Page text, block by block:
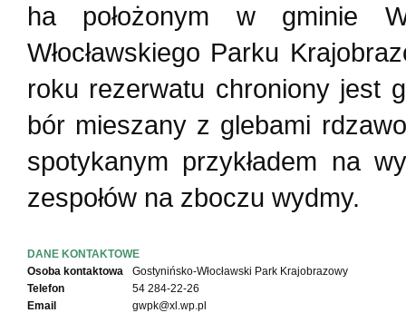
ha położonym w gminie
Włocławskiego Parku
roku rezerwatu chroniony jest
bór mieszany z glebami
spotykanym przykładem na
zespołów na zboczu wydmy.
DANE KONTAKTOWE
Osoba kontaktowa
Gostynińsko-Włocławski Park Krajobrazowy
Telefon
54 284-22-26
Email
gwpk@xl.wp.pl